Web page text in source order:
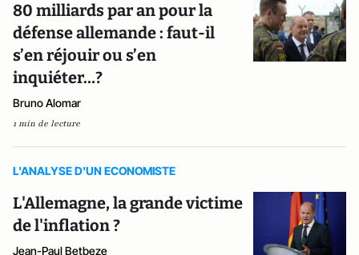
80 milliards par an pour la
défense allemande : faut-il
s’en réjouir ou s’en
inquiéter…?
Bruno Alomar
1 min de lecture
L'ANALYSE D'UN ECONOMISTE
L'Allemagne, la grande victime
de l'inflation ?
Jean-Paul Betbeze